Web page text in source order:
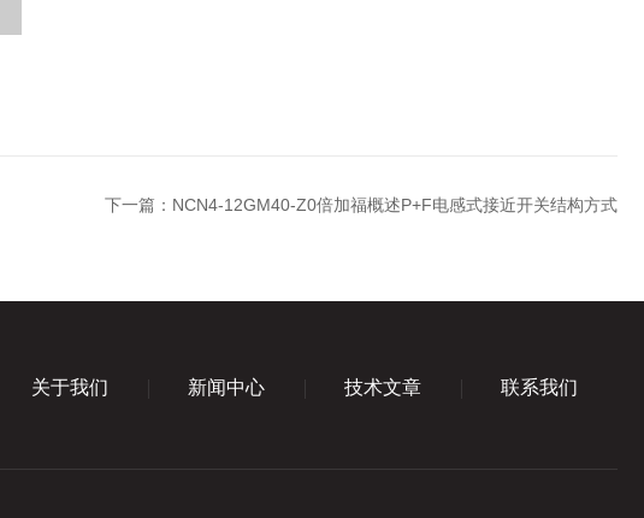
下一篇： NCN4-12GM40-Z0倍加福概述P+F电感式接近开关结构方式
关于我们 新闻中心 技术文章 联系我们